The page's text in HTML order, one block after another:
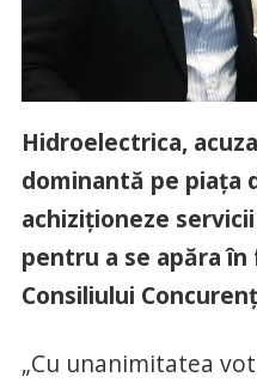
Hidroelectrica,
dominantă pe piaţa
achiziţioneze
pentru a se apăra
Consiliului
„Cu unanimitatea